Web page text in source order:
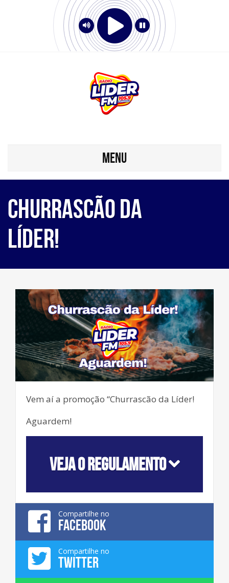
MENU
Churrascão da
Líder!
Vem aí a promoção “Churrascão da Líder!
Aguardem!
VEJA O REGULAMENTO
Compartilhe no
FACEBOOK
Compartilhe no
TWITTER